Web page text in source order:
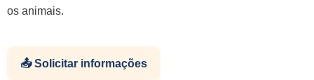
os animais.
📤 Solicitar informações